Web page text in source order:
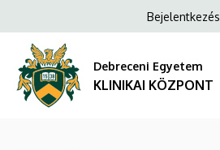
KLINIKAI
KÖZPONT
a
tartalomra
Anonim
fiók
menüje
Bejelentkezés
Debreceni Egyetem
KLINIKAI KÖZPONT